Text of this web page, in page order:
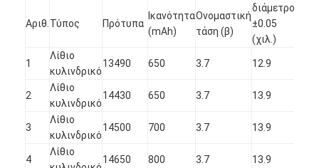
Αριθ. Τύπος Πρότυπα
Ικανότητα
(mAh)
Ονομαστική
τάση (β)
διάμετρος
±0.05
(χιλ.)
1
Λίθιο
κυλινδρικό
13490 650 3.7 12.9
2
Λίθιο
κυλινδρικό
14430 650 3.7 13.9
3
Λίθιο
κυλινδρικό
14500 700 3.7 13.9
4
Λίθιο
14650 800 3.7 13.9